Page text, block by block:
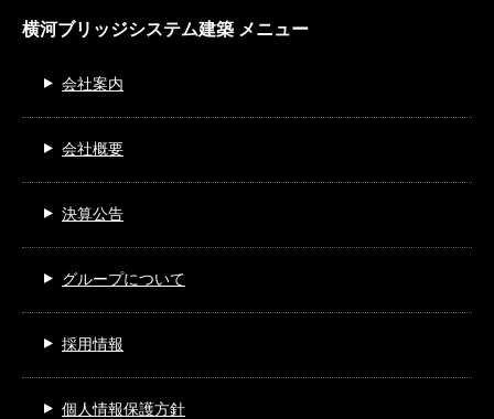
横河ブリッジシステム建築 メニュー
会社案内
会社概要
決算公告
グループについて
採用情報
個人情報保護方針